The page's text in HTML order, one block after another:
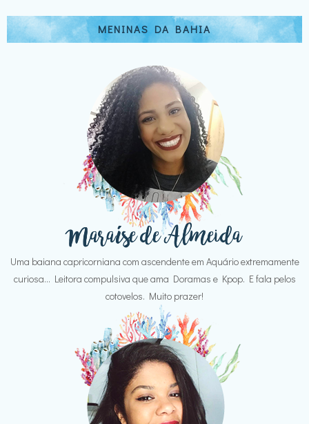
MENINAS DA BAHIA
Uma baiana capricorniana com ascendente em Aquário extremamente
curiosa... Leitora compulsiva que ama Doramas e Kpop. E fala pelos
cotovelos. Muito prazer!